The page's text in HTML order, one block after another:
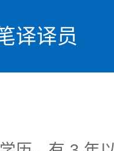
译译员